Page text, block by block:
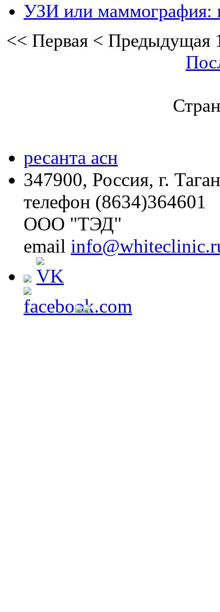
УЗИ или маммография:
<< Первая < Предыдущая
ресанта асн
347900, Россия, г.
телефон (8634)364601
ООО "ТЭД"
email